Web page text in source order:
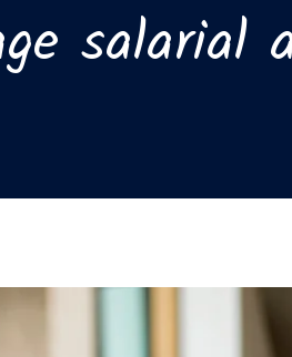
salarial